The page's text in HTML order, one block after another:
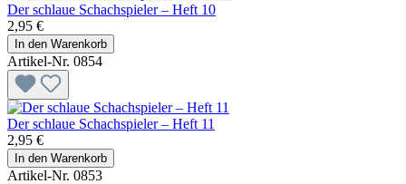
Der schlaue Schachspieler – Heft 10
2,95 €
In den Warenkorb
Artikel-Nr. 0854
Der schlaue Schachspieler – Heft 11
2,95 €
In den Warenkorb
Artikel-Nr. 0853